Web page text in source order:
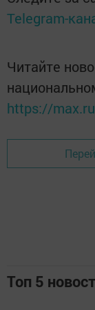
Telegram-
Читайте
https://
Топ 5